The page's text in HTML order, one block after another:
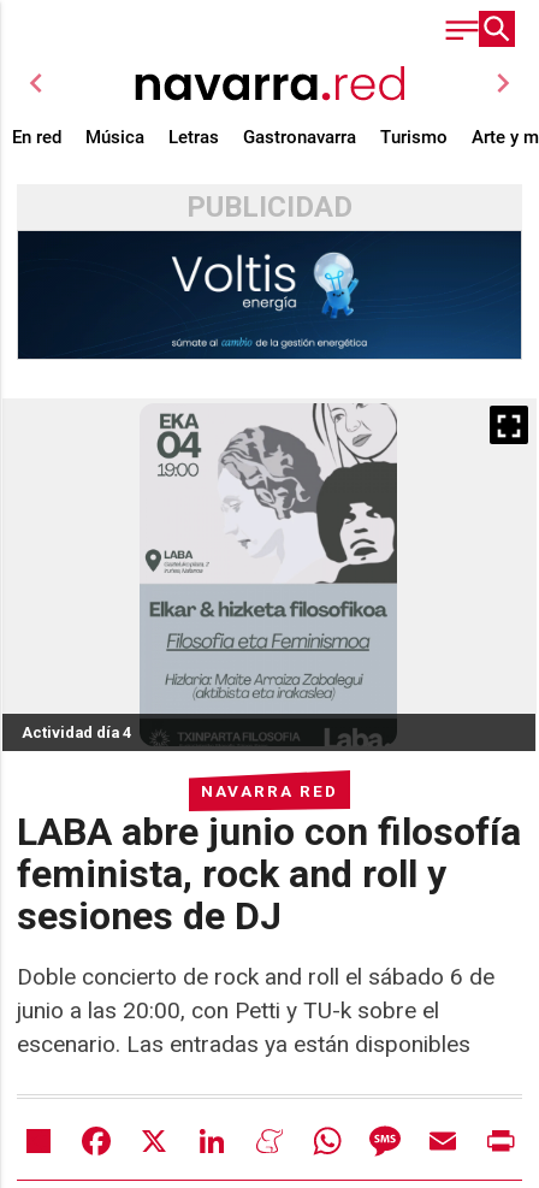
chevron_left chevron_right
En red Música Letras Gastronavarra Turismo Arte y
PUBLICIDAD
NAVARRA RED
LABA abre junio con filosofía
feminista, rock and roll y
sesiones de DJ
Doble concierto de rock and roll el sábado 6 de
junio a las 20:00, con Petti y TU-k sobre el
escenario. Las entradas ya están disponibles
Actividad día 4
Share Facebook LinkedIn MeneameWhatsAppMessageEmail